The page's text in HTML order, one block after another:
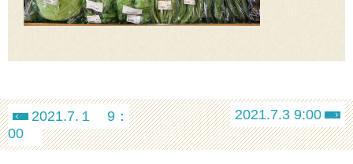
2021.7.１ 9：
00
2021.7.3 9:00